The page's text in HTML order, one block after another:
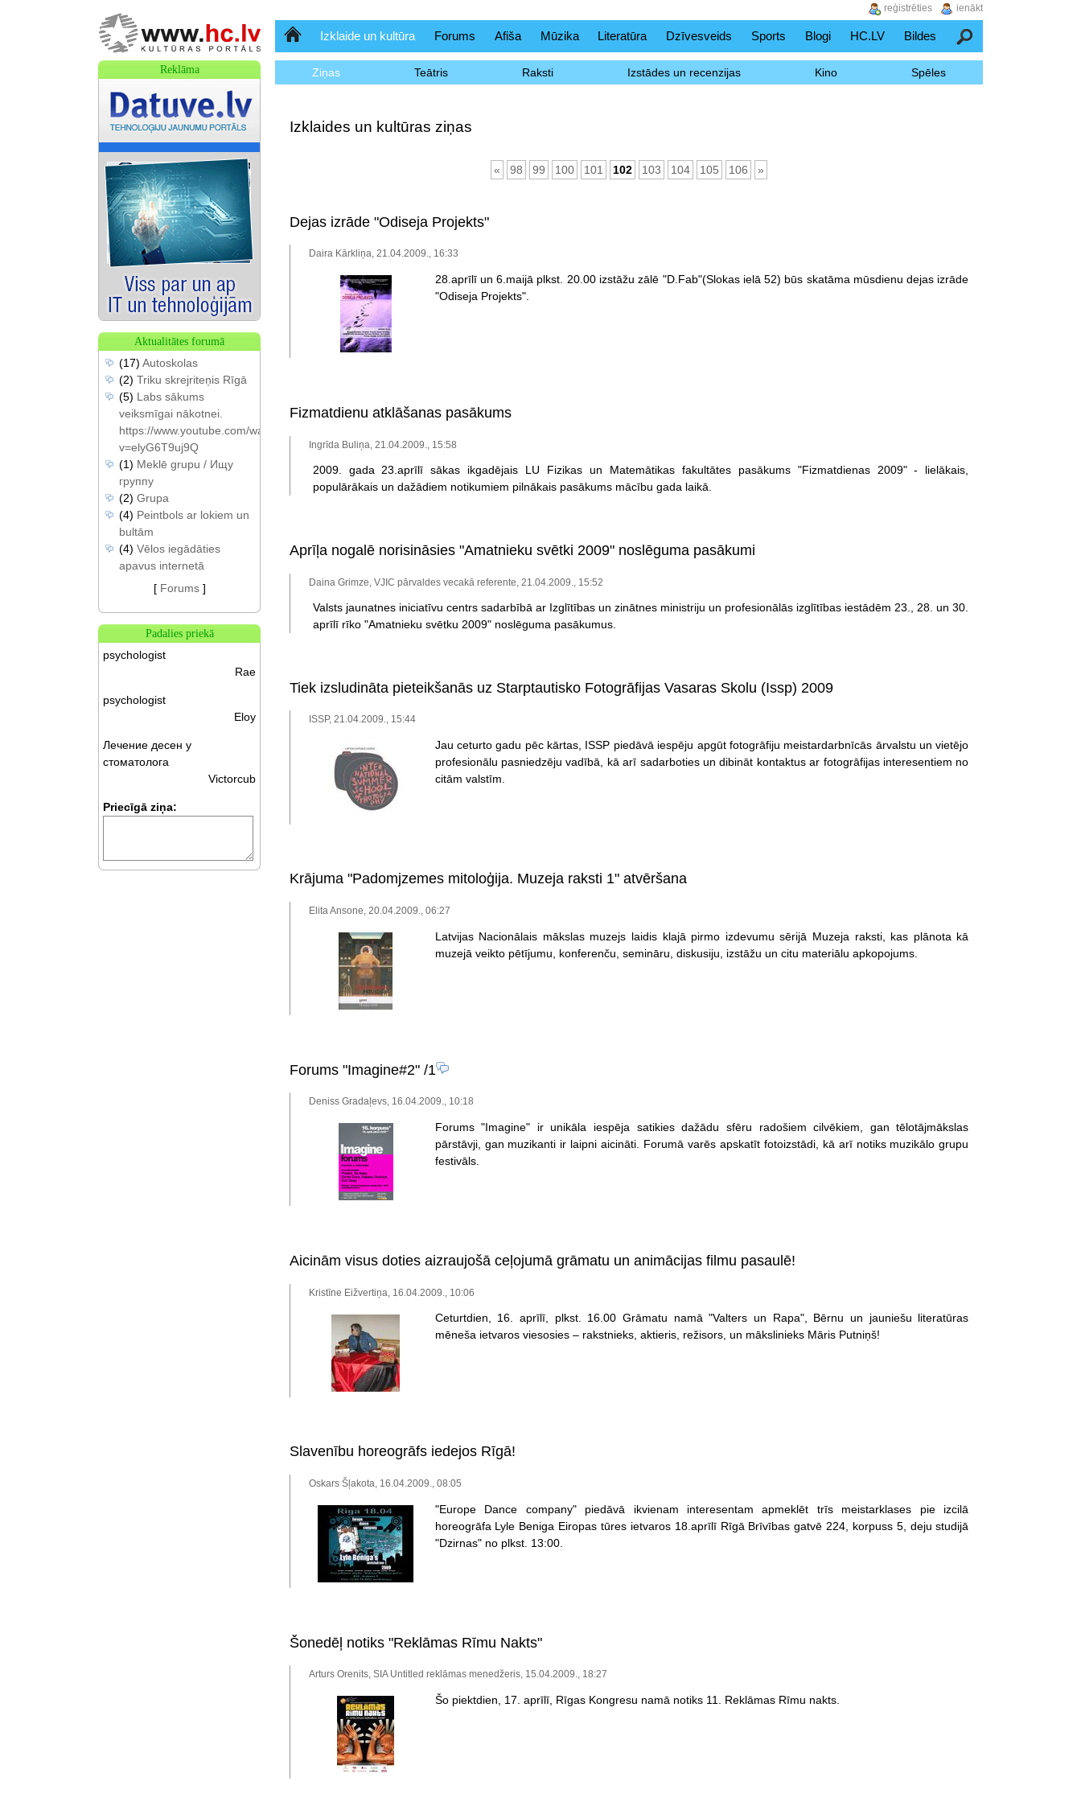
SākumlapaIzklaide un kultūra Forums Afiša Mūzika Literatūra Dzīvesveids Sports Blogi HC.LV Bildes Meklēšana
Ziņas Teātris Raksti Izstādes un recenzijas Kino Spēles
Izklaides un kultūras ziņas
« 98 99 100 101 102 103 104 105 106 »
Dejas izrāde "Odiseja Projekts"
Daira Kārkliņa, 21.04.2009., 16:33
28.aprīlī un 6.maijā plkst. 20.00 izstāžu zālē "D.Fab"(Slokas ielā 52) būs skatāma mūsdienu dejas izrāde
"Odiseja Projekts".
Fizmatdienu atklāšanas pasākums
Ingrīda Buliņa, 21.04.2009., 15:58
2009. gada 23.aprīlī sākas ikgadējais LU Fizikas un Matemātikas fakultātes pasākums "Fizmatdienas 2009" - lielākais,
populārākais un dažādiem notikumiem pilnākais pasākums mācību gada laikā.
Aprīļa nogalē norisināsies "Amatnieku svētki 2009" noslēguma pasākumi
Daina Grimze, VJIC pārvaldes vecakā referente, 21.04.2009., 15:52
Valsts jaunatnes iniciatīvu centrs sadarbībā ar Izglītības un zinātnes ministriju un profesionālās izglītības iestādēm 23., 28. un 30.
aprīlī rīko "Amatnieku svētku 2009" noslēguma pasākumus.
Tiek izsludināta pieteikšanās uz Starptautisko Fotogrāfijas Vasaras Skolu (Issp) 2009
ISSP, 21.04.2009., 15:44
Jau ceturto gadu pēc kārtas, ISSP piedāvā iespēju apgūt fotogrāfiju meistardarbnīcās ārvalstu un vietējo
profesionālu pasniedzēju vadībā, kā arī sadarboties un dibināt kontaktus ar fotogrāfijas interesentiem no
citām valstīm.
Krājuma "Padomjzemes mitoloģija. Muzeja raksti 1" atvēršana
Elita Ansone, 20.04.2009., 06:27
Latvijas Nacionālais mākslas muzejs laidis klajā pirmo izdevumu sērijā Muzeja raksti, kas plānota kā
muzejā veikto pētījumu, konferenču, semināru, diskusiju, izstāžu un citu materiālu apkopojums.
Forums "Imagine#2"/1
Deniss Gradaļevs, 16.04.2009., 10:18
Forums "Imagine" ir unikāla iespēja satikies dažādu sfēru radošiem cilvēkiem, gan tēlotājmākslas
pārstāvji, gan muzikanti ir laipni aicināti. Forumā varēs apskatīt fotoizstādi, kā arī notiks muzikālo grupu
festivāls.
Aicinām visus doties aizraujošā ceļojumā grāmatu un animācijas filmu pasaulē!
Kristīne Eižvertiņa, 16.04.2009., 10:06
Ceturtdien, 16. aprīlī, plkst. 16.00 Grāmatu namā "Valters un Rapa", Bērnu un jauniešu literatūras
mēneša ietvaros viesosies – rakstnieks, aktieris, režisors, un mākslinieks Māris Putniņš!
Slavenību horeogrāfs iedejos Rīgā!
Oskars Šļakota, 16.04.2009., 08:05
"Europe Dance company" piedāvā ikvienam interesentam apmeklēt trīs meistarklases pie izcilā
horeogrāfa Lyle Beniga Eiropas tūres ietvaros 18.aprīlī Rīgā Brīvības gatvē 224, korpuss 5, deju studijā
"Dzirnas" no plkst. 13:00.
Šonedēļ notiks "Reklāmas Rīmu Nakts"
Arturs Orenits, SIA Untitled reklāmas menedžeris, 15.04.2009., 18:27
Šo piektdien, 17. aprīlī, Rīgas Kongresu namā notiks 11. Reklāmas Rīmu nakts.
Reklāma
Aktualitātes forumā
(17) Autoskolas
(2) Triku skrejriteņis Rīgā
(5) Labs sākums
veiksmīgai nākotnei.
https://www.youtube.com/watch?
v=elyG6T9uj9Q
(1) Meklē grupu / Ищу
группу
(2) Grupa
(4) Peintbols ar lokiem un
bultām
(4) Vēlos iegādāties
apavus internetā
[ Forums]
Padalies priekā
psychologist
Rae
psychologist
Eloy
Лечение десен у
стоматолога
Victorcub
Priecīgā ziņa:
ienākt
reģistrēties